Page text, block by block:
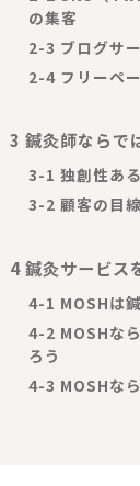
の集客
2-3 ブログサ
2-4 フリーペ
3 鍼灸師ならで
3-1 独創性あ
3-2 顧客の目
4 鍼灸サービス
4-1 MOSHは
4-2 MOSHな
ろう
4-3 MOSHな